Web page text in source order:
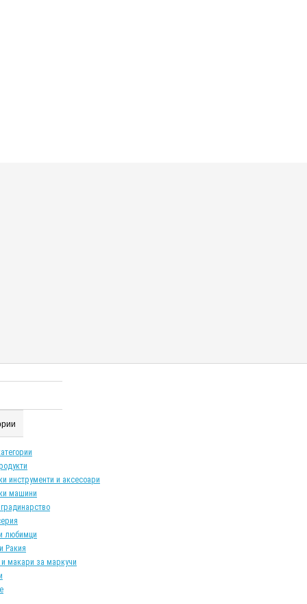
инструменти и аксесоари
машини
любимци
Ракия
и макари за маркучи